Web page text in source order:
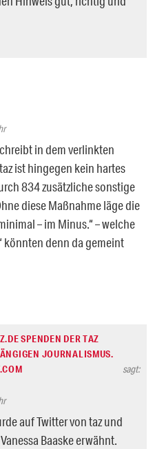
in dem verlinkten
ist hingegen kein hartes
834 zusätzliche sonstige
diese Maßnahme läge die
– im Minus.“ – welche
könnten denn da gemeint
SPENDEN DER TAZ
JOURNALISMUS.
sagt:
auf Twitter von taz und
Baaske erwähnt.